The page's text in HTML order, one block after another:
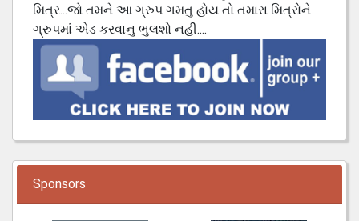
મિત્ર...જો તમને આ ગ્રુપ ગમતુ હોય તો તમારા મિત્રોને
ગ્રુપમાં એડ કરવાનુ ભુલશો નહી....
Sponsors